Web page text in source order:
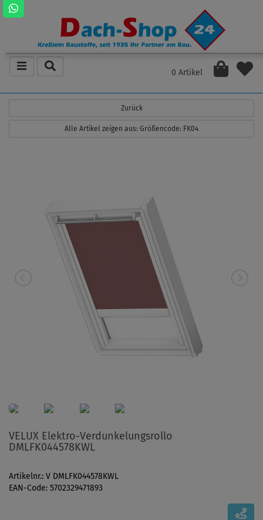
0 Artikel
Zurück
Alle Artikel zeigen aus: Größencode: FK04
VELUX Elektro-Verdunkelungsrollo
DMLFK044578KWL
Artikelnr.: V DMLFK044578KWL
EAN-Code: 5702329471893